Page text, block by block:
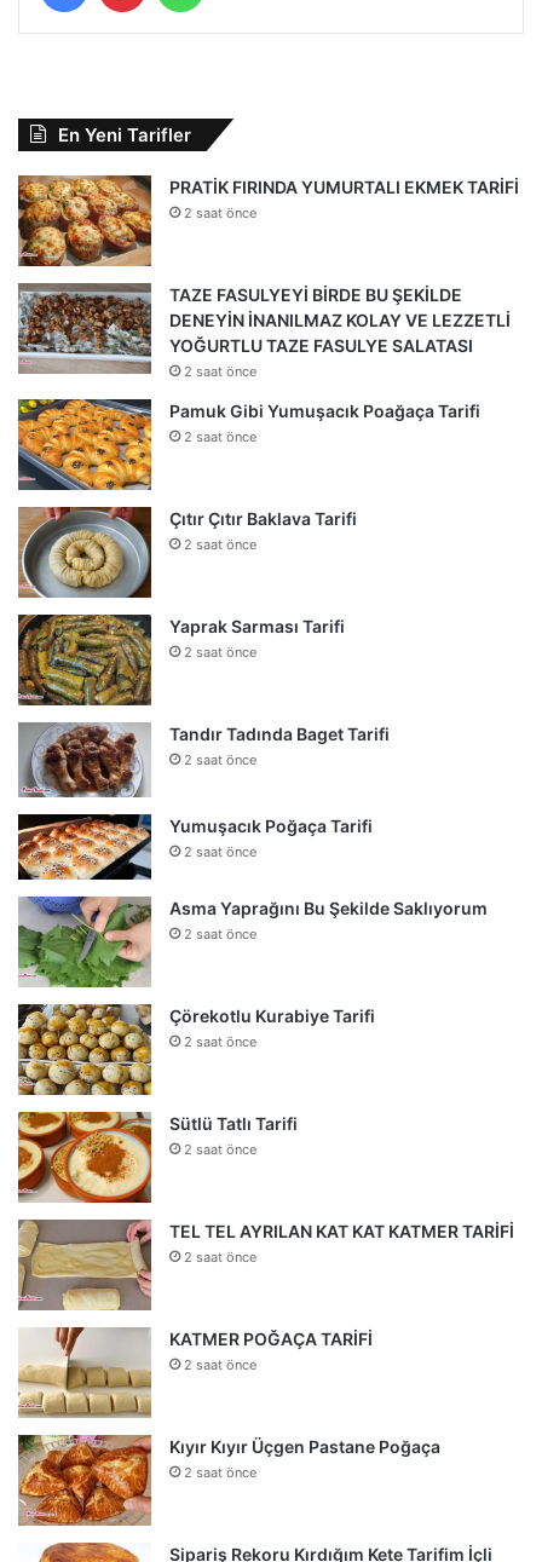
En Yeni Tarifler
PRATİK FIRINDA YUMURTALI EKMEK TARİFİ
2 saat önce
TAZE FASULYEYİ BİRDE BU ŞEKİLDE
DENEYİN İNANILMAZ KOLAY VE LEZZETLİ
YOĞURTLU TAZE FASULYE SALATASI
2 saat önce
Pamuk Gibi Yumuşacık Poağaça Tarifi
2 saat önce
Çıtır Çıtır Baklava Tarifi
2 saat önce
Yaprak Sarması Tarifi
2 saat önce
Tandır Tadında Baget Tarifi
2 saat önce
Yumuşacık Poğaça Tarifi
2 saat önce
Asma Yaprağını Bu Şekilde Saklıyorum
2 saat önce
Çörekotlu Kurabiye Tarifi
2 saat önce
Sütlü Tatlı Tarifi
2 saat önce
TEL TEL AYRILAN KAT KAT KATMER TARİFİ
2 saat önce
KATMER POĞAÇA TARİFİ
2 saat önce
Kıyır Kıyır Üçgen Pastane Poğaça
2 saat önce
Sipariş Rekoru Kırdığım Kete Tarifim İçli